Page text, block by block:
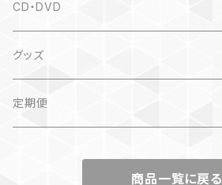
CD・DVD
グッズ
定期便
商品一覧に戻る